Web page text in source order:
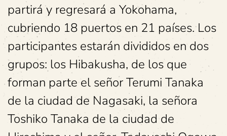
partirá y regresará a Yokohama,
cubriendo 18 puertos en 21 países. Los
participantes estarán divididos en dos
grupos: los Hibakusha, de los que
forman parte el señor Terumi Tanaka
de la ciudad de Nagasaki, la señora
Toshiko Tanaka de la ciudad de